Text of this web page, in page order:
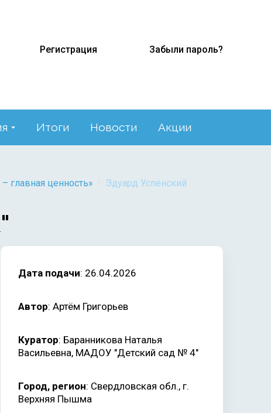
Регистрация Забыли пароль?
Итоги Новости Акции
главная ценность»
Эдуард Успенский
Дата подачи: 26.04.2026
Автор: Артём Григорьев
Куратор: Баранникова Наталья
Васильевна, МАДОУ "Детский сад № 4"
Город, регион: Свердловская обл., г.
Верхняя Пышма